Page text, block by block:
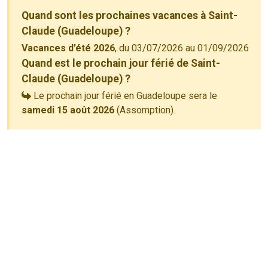
Quand sont les prochaines vacances à Saint-
Claude (Guadeloupe) ?
Vacances d’été 2026, du 03/07/2026 au 01/09/2026
Quand est le prochain jour férié de Saint-
Claude (Guadeloupe) ?
Le prochain jour férié en Guadeloupe sera le
samedi 15 août 2026 (Assomption).